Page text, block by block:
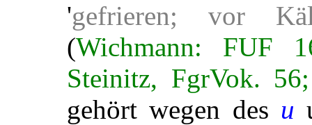
'gefrieren; vor
(Wichmann: FUF
Steinitz, FgrVok.
gehört wegen des u